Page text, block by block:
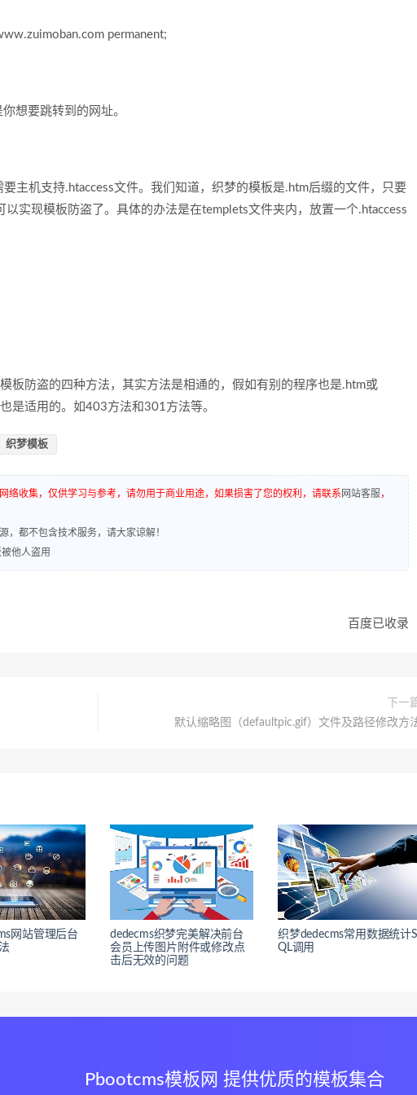
permanent;
要跳转到的网址。
机支持.htaccess文件。我们知道，织梦的模板是.htm后缀的文件，只要
实现模板防盗了。具体的办法是在templets文件夹内，放置一个.htaccess
防盗的四种方法，其实方法是相通的，假如有别的程序也是.htm或
是适用的。如403方法和301方法等。
织梦模板
络收集，仅供学习与参考，请勿用于商业用途，如果损害了您的权利，请联系 网站客服，
都不包含技术服务，请大家谅解！
他人盗用
百度已收录
下一
默认缩略图（defaultpic.gif）文件及路径修改方
网站管理后台
dedecms织梦完美解决前台
会员上传图片附件或修改点
击后无效的问题
织梦dedecms常用数据统计S
QL调用
Pbootcms模板网 提供优质的模板集合